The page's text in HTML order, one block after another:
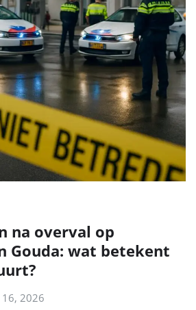
na overval op
Gouda: wat betekent
16, 2026